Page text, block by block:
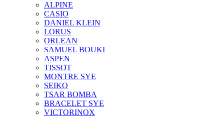
ALPINE
CASIO
DANIEL KLEIN
LORUS
ORLEAN
SAMUEL BOUKI
ASPEN
TISSOT
MONTRE SYE
SEIKO
TSAR BOMBA
BRACELET SYE
VICTORINOX